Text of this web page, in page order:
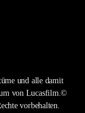
und alle damit
von Lucasfilm.©
vorbehalten.